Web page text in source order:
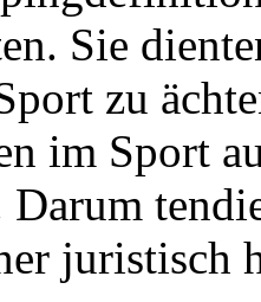
Sie
zu
im Sport
Darum
juristisch